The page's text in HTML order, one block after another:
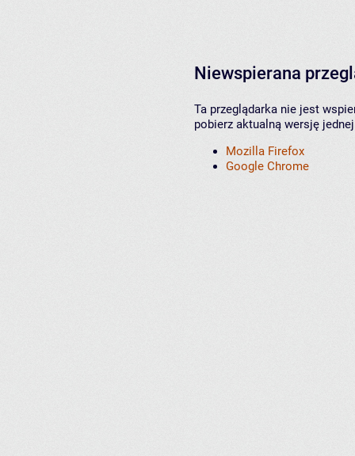
Niewspierana
Ta przeglądarka nie jest
pobierz aktualną wersję
Mozilla Firefox
Google Chrome